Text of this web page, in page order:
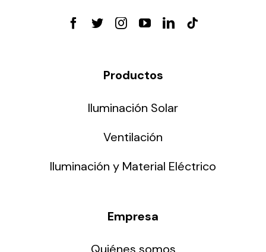
Productos
Iluminación Solar
Ventilación
Iluminación y Material Eléctrico
Empresa